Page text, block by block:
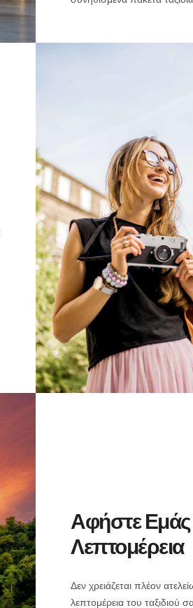
Αφήστε
Λεπτομέρεια
Δεν χρειάζεται πλέον
λεπτομέρεια του ταξιδιού